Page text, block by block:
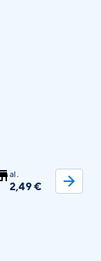
al.
2,49 €